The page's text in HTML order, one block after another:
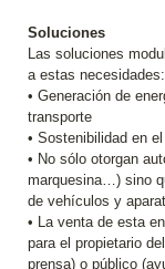
Soluciones
Las soluciones
a estas necesidades:
• Generación de
transporte
• Sostenibilidad en
• No sólo otorgan
marquesina…) sino
de vehículos y
• La venta de esta
para el propietario
prensa) o público